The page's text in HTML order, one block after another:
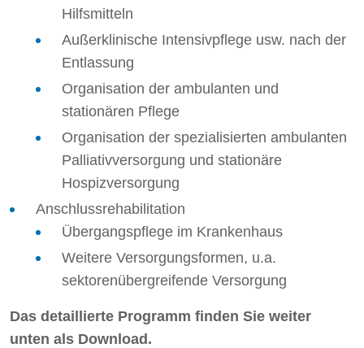
Hilfsmitteln
Außerklinische Intensivpflege usw. nach der
Entlassung
Organisation der ambulanten und
stationären Pflege
Organisation der spezialisierten ambulanten
Palliativversorgung und stationäre
Hospizversorgung
Anschlussrehabilitation
Übergangspflege im Krankenhaus
Weitere Versorgungsformen, u.a.
sektorenübergreifende Versorgung
Das detaillierte Programm finden Sie weiter
unten als Download.